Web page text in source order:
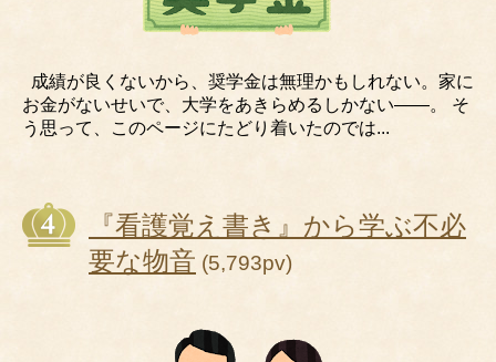
成績が良くないから、奨学金は無理かもしれない。家に
お金がないせいで、大学をあきらめるしかない――。 そ
う思って、このページにたどり着いたのでは...
『看護覚え書き』から学ぶ不必
要な物音 (5,793pv)